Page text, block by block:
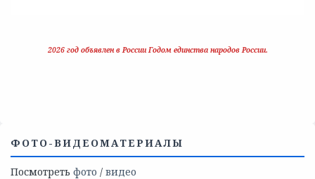
2026 год объявлен в России Годом единства народов России.
ФОТО-ВИДЕОМАТЕРИАЛЫ
Посмотреть фото / видео